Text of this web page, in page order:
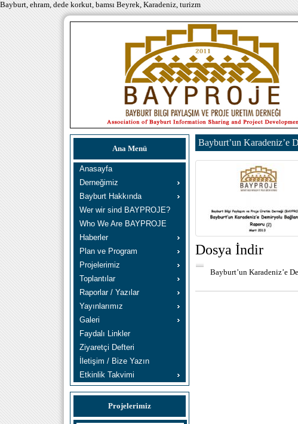
Bayburt, ehram, dede korkut, bamsı Beyrek, Karadeniz, turizm
Ana Menü
Anasayfa
Derneğimiz
Bayburt Hakkında
Wer wir sind BAYPROJE?
Who We Are BAYPROJE
Haberler
Plan ve Program
Projelerimiz
Toplantılar
Raporlar / Yazılar
Yayınlarımız
Galeri
Faydalı Linkler
Ziyaretçi Defteri
İletişim / Bize Yazın
Etkinlik Takvimi
Projelerimiz
Bayburt’un Karadeniz’e
Dosya İndir
Bayburt’un Karadeniz’e